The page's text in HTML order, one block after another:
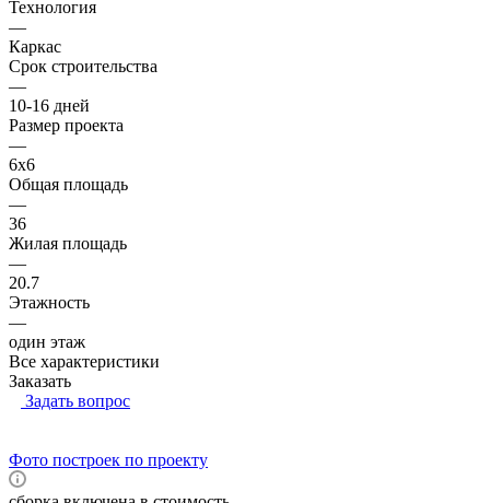
Технология
—
Каркас
Срок строительства
—
10-16 дней
Размер проекта
—
6x6
Общая площадь
—
36
Жилая площадь
—
20.7
Этажность
—
один этаж
Все характеристики
Заказать
Задать вопрос
Фото построек по проекту